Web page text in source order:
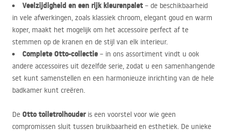
Veelzijdigheid en een rijk kleurenpalet – de beschikbaarheid
in vele afwerkingen, zoals klassiek chroom, elegant goud en warm
koper, maakt het mogelijk om het accessoire perfect af te
stemmen op de kranen en de stijl van elk interieur.
Complete Otto-collectie – in ons assortiment vindt u ook
andere accessoires uit dezelfde serie, zodat u een samenhangende
set kunt samenstellen en een harmonieuze inrichting van de hele
badkamer kunt creëren.
De Otto toiletrolhouderis een voorstel voor wie geen
compromissen sluit tussen bruikbaarheid en esthetiek. De unieke